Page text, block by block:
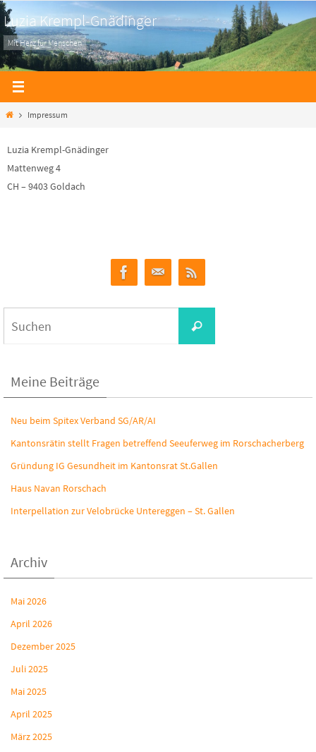
Zum
Inhalt
springen
Luzia Krempl-Gnädinger
Mit Herz für Menschen
HomeImpressum
Luzia Krempl-Gnädinger
Mattenweg 4
CH – 9403 Goldach
Suchen
Meine Beiträge
Neu beim Spitex Verband SG/AR/AI
Kantonsrätin stellt Fragen betreffend Seeuferweg im Rorschacherberg
Gründung IG Gesundheit im Kantonsrat St.Gallen
Haus Navan Rorschach
Interpellation zur Velobrücke Untereggen – St. Gallen
Archiv
Mai 2026
April 2026
Dezember 2025
Juli 2025
Mai 2025
April 2025
März 2025